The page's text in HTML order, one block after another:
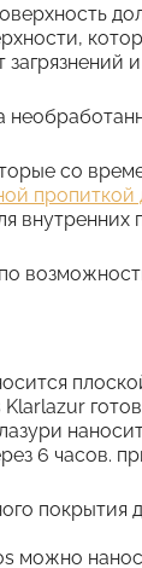
со
пропиткой
6 часов.
покрытия
можно